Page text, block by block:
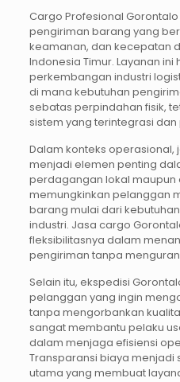
Cargo Profesional
pengiriman barang yang
keamanan, dan kecepatan
Indonesia Timur. Layanan
perkembangan industri
di mana kebutuhan
sebatas perpindahan fisik,
sistem yang terintegrasi
Dalam konteks operasional,
menjadi elemen penting
perdagangan lokal maupun
memungkinkan pelanggan
barang mulai dari
industri. Jasa cargo
fleksibilitasnya dalam
pengiriman tanpa
Selain itu, ekspedisi
pelanggan yang ingin
tanpa mengorbankan
sangat membantu pelaku
dalam menjaga efisiensi
Transparansi biaya menjadi
utama yang membuat